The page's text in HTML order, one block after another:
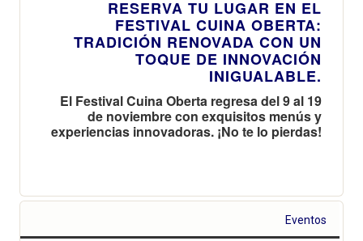
RESERVA TU LUGAR EN EL
FESTIVAL CUINA OBERTA:
TRADICIÓN RENOVADA CON UN
TOQUE DE INNOVACIÓN
INIGUALABLE.
El Festival Cuina Oberta regresa del 9 al 19
de noviembre con exquisitos menús y
experiencias innovadoras. ¡No te lo pierdas!
Eventos